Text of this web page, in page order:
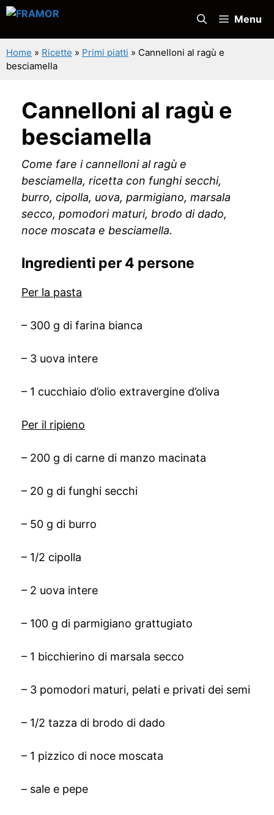
Vai
contenuto
Menu
Home » Ricette » Primi piatti » Cannelloni al ragù e
besciamella
Cannelloni al ragù e
besciamella
Come fare i cannelloni al ragù e
besciamella, ricetta con funghi secchi,
burro, cipolla, uova, parmigiano, marsala
secco, pomodori maturi, brodo di dado,
noce moscata e besciamella.
Ingredienti per 4 persone
Per la pasta
– 300 g di farina bianca
– 3 uova intere
– 1 cucchiaio d’olio extravergine d’oliva
Per il ripieno
– 200 g di carne di manzo macinata
– 20 g di funghi secchi
– 50 g di burro
– 1/2 cipolla
– 2 uova intere
– 100 g di parmigiano grattugiato
– 1 bicchierino di marsala secco
– 3 pomodori maturi, pelati e privati dei semi
– 1/2 tazza di brodo di dado
– 1 pizzico di noce moscata
– sale e pepe